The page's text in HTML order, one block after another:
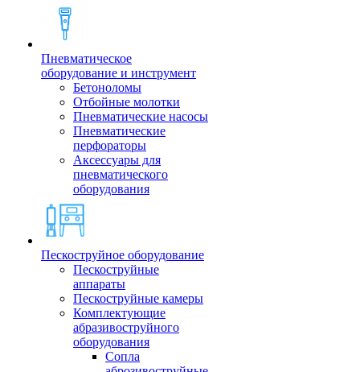
Пневматическое
оборудование и инструмент
Бетоноломы
Отбойные молотки
Пневматические насосы
Пневматические
перфораторы
Аксессуары для
пневматического
оборудования
Пескоструйное оборудование
Пескоструйные
аппараты
Пескоструйные камеры
Комплектующие
абразивоструйного
оборудования
Сопла